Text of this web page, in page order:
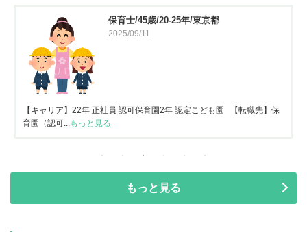
保育士/45歳/20-25年/東京都
2025/09/11
【キャリア】22年 正社員 認可保育園2年 認定こども園 【転職先】保
育園（認可...もっと見る
もっと見る